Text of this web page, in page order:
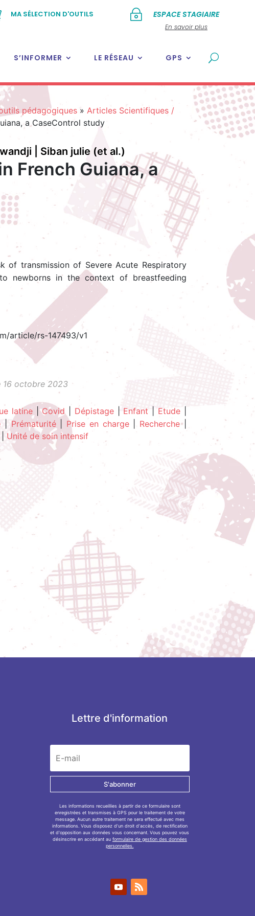
~ ESPACE STAGIAIRE
En savoir plus
MA SÉLECTION D'OUTILS
S’INFORMER LE RÉSEAU GPS
pédagogiques» Articles Scientifiques /
a CaseControl study
| Siban julie (et al.)
French Guiana, a
of transmission of Severe Acute Respiratory
newborns in the context of breastfeeding
article/rs-147493/v1
16 octobre 2023
latine|Covid| Dépistage| Enfant Etude|
|Prématurité| Prise en charge| Recherche|
Unité de soin intensif
Lettre d'information
S'abonner
Les informations recueillies à partir de ce formulaire sont
enregistrées et transmises à GPS pour le traitement de votre
message. Aucun autre traitement ne sera effectué avec mes
informations. Vous disposez d'un droit d'accès, de rectification
et d'opposition aux données vous concernant. Vous pouvez vous
désinscrire en accédant au formulaire de gestion des données
personnelles.